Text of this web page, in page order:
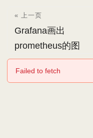
« 上一页
Grafana画出
prometheus的图